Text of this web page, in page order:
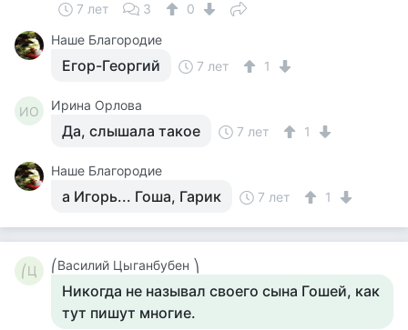
7 лет 3
0
Наше Благородие
Егор-Георгий 7 лет 1
ИО Ирина Орлова
Да, слышала такое 7 лет 1
Наше Благородие
а Игорь... Гоша, Гарик 7 лет 1
⎛Ц ⎛Василий Цыганбубен ⎞
Никогда не называл своего сына Гошей, как
тут пишут многие.